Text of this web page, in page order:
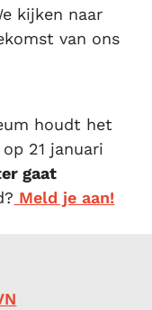
kijken naar
van ons
houdt het
21 januari
gaat
Meld je aan!